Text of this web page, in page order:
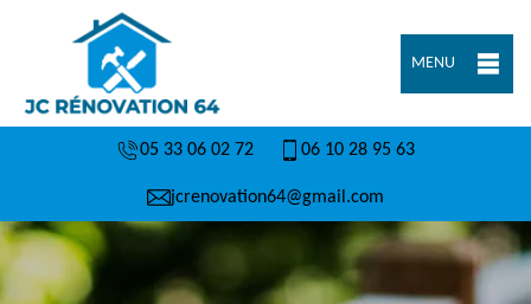
MENU
05 33 06 02 72 06 10 28 95 63
jcrenovation64@gmail.com